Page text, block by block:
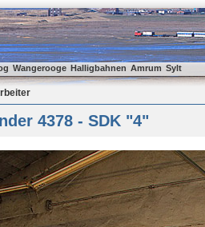
Wangerooge Halligbahnen Amrum Sylt
4378 - SDK "4"